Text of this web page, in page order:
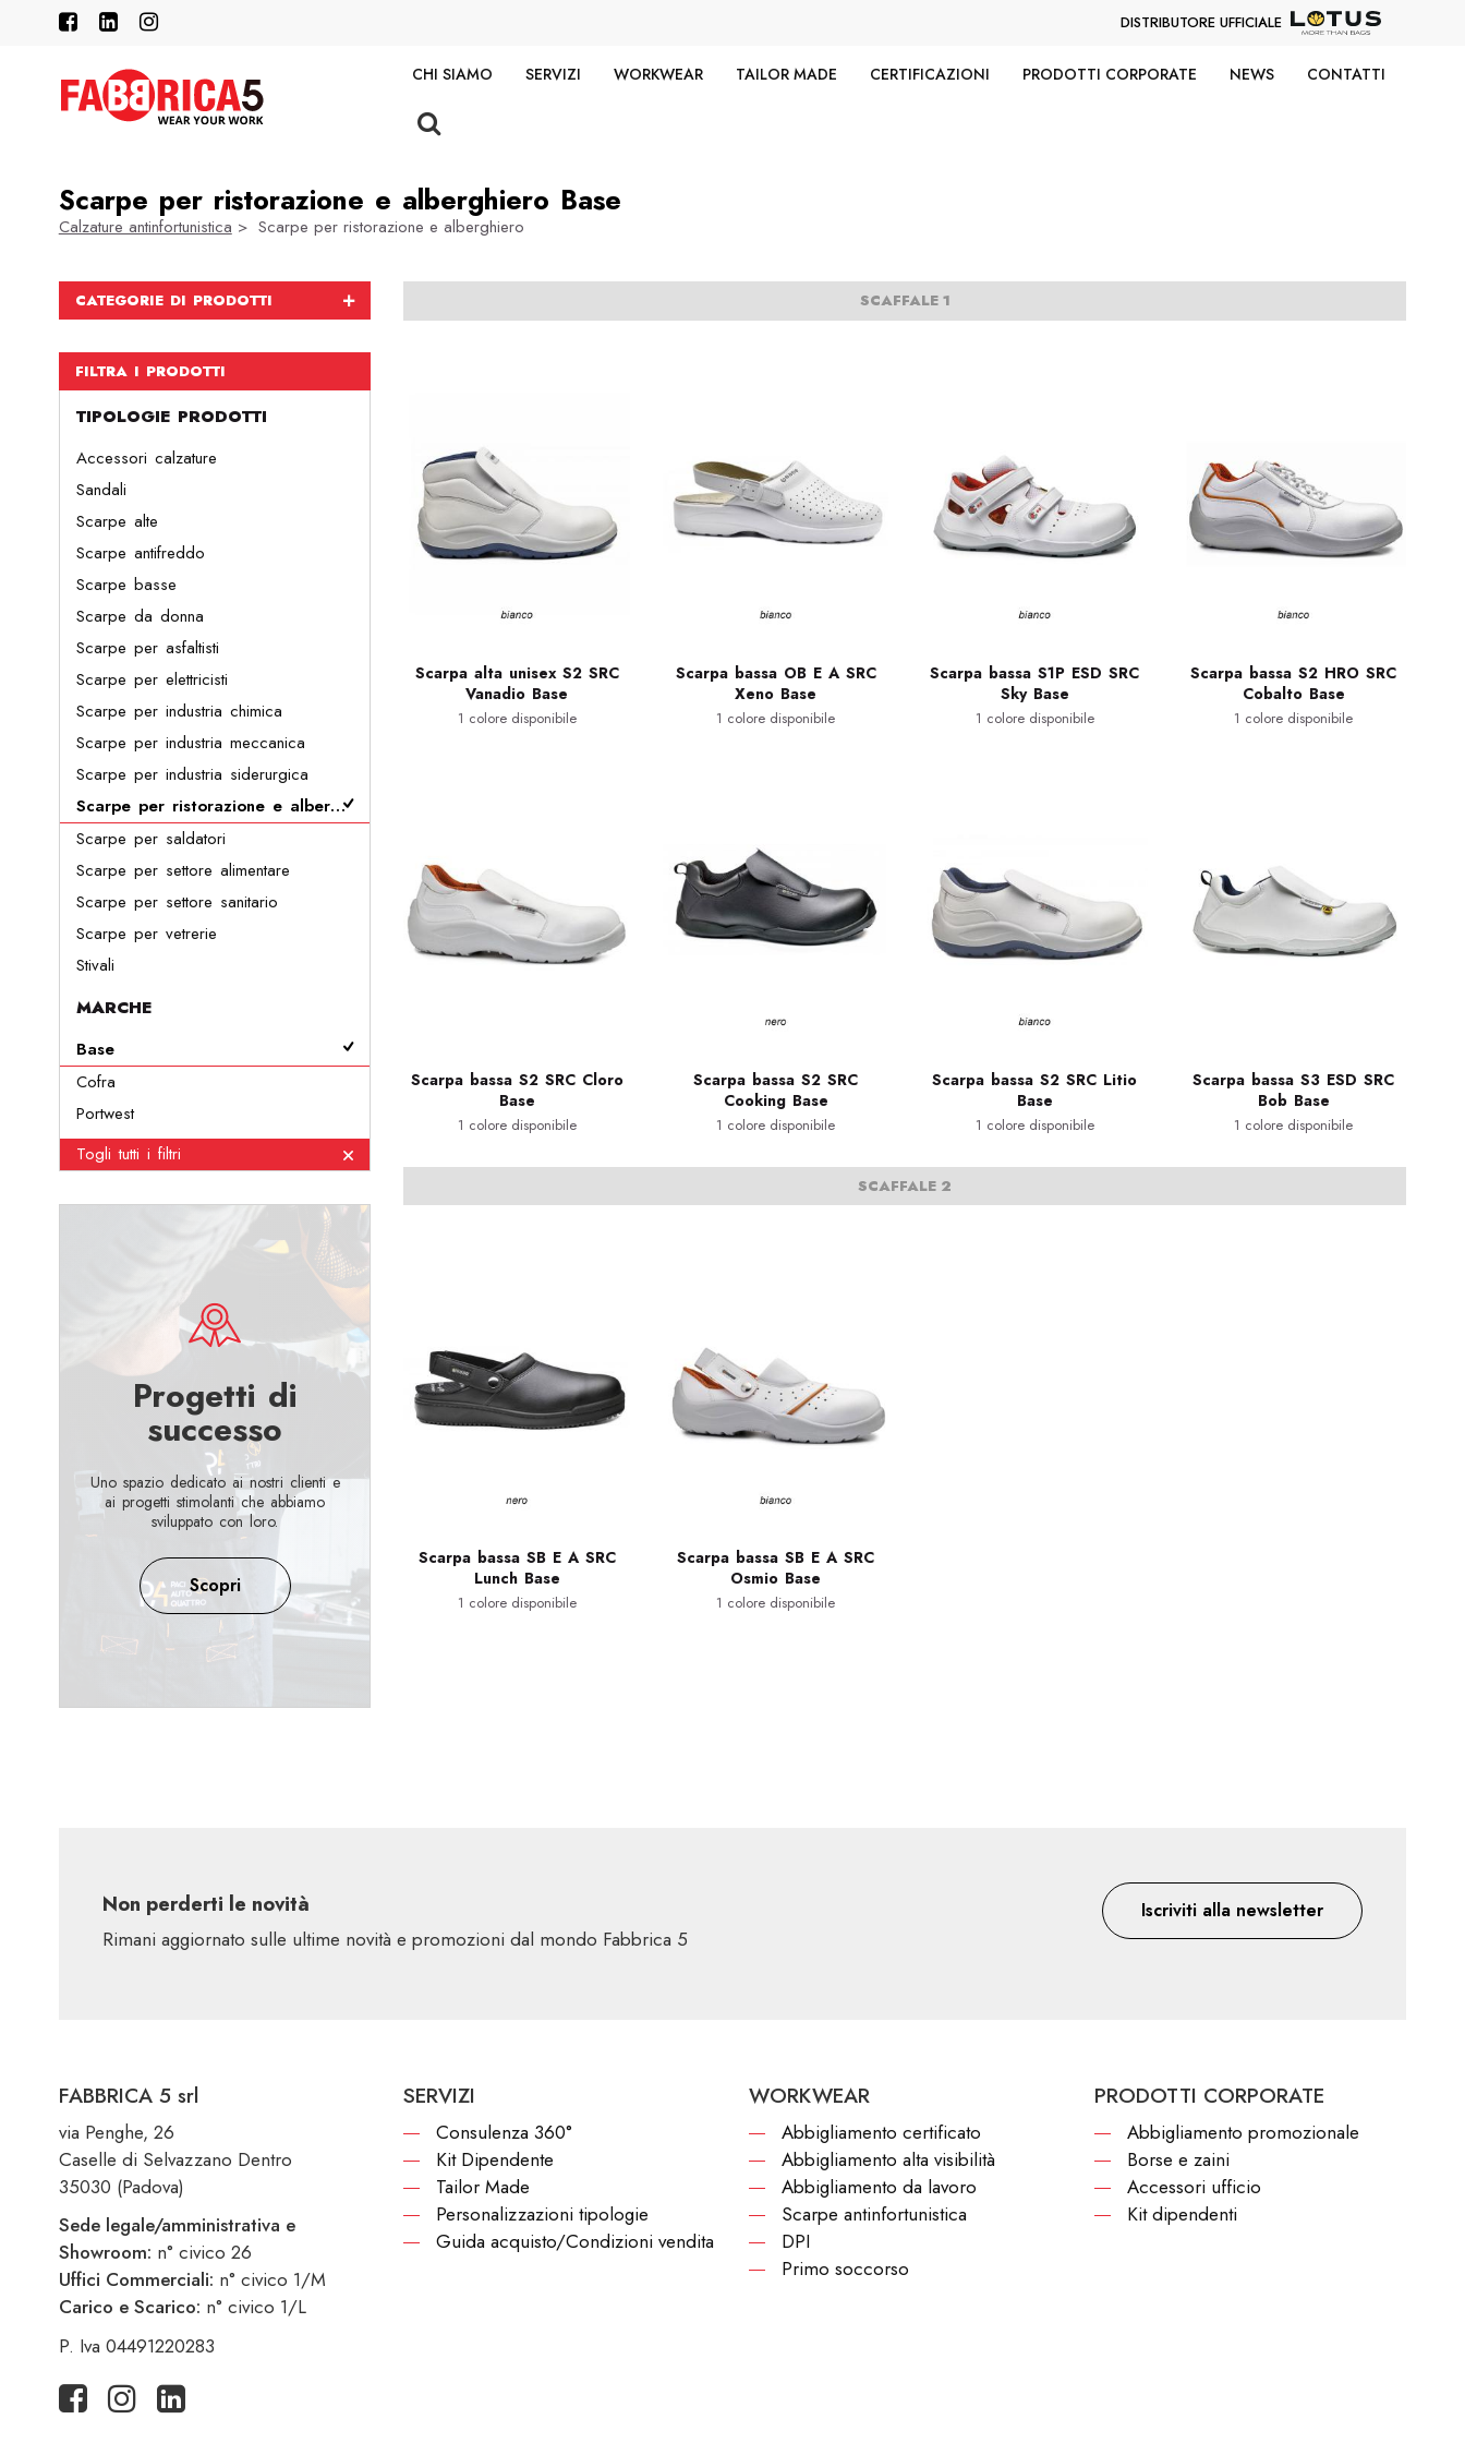
DISTRIBUTORE UFFICIALE
CHI SIAMO SERVIZI WORKWEAR TAILOR MADE CERTIFICAZIONI PRODOTTI CORPORATE NEWS CONTATTI
Scarpe per ristorazione e alberghiero Base
Calzature antinfortunistica > Scarpe per ristorazione e alberghiero
CATEGORIE DI PRODOTTI
FILTRA I PRODOTTI
TIPOLOGIE PRODOTTI
Accessori calzature
Sandali
Scarpe alte
Scarpe antifreddo
Scarpe basse
Scarpe da donna
Scarpe per asfaltisti
Scarpe per elettricisti
Scarpe per industria chimica
Scarpe per industria meccanica
Scarpe per industria siderurgica
Scarpe per ristorazione e alberghiero
Scarpe per saldatori
Scarpe per settore alimentare
Scarpe per settore sanitario
Scarpe per vetrerie
Stivali
MARCHE
Base
Cofra
Portwest
Togli tutti i filtri
Progetti di
successo
Uno spazio dedicato ai nostri clienti e
ai progetti stimolanti che abbiamo
sviluppato con loro.
Scopri
SCAFFALE 1
Scarpa alta unisex S2 SRC
Vanadio Base
1 colore disponibile
Scarpa bassa OB E A SRC
Xeno Base
1 colore disponibile
Scarpa bassa S1P ESD SRC
Sky Base
1 colore disponibile
Scarpa bassa S2 HRO SRC
Cobalto Base
1 colore disponibile
Scarpa bassa S2 SRC Cloro
Base
1 colore disponibile
Scarpa bassa S2 SRC
Cooking Base
1 colore disponibile
Scarpa bassa S2 SRC Litio
Base
1 colore disponibile
Scarpa bassa S3 ESD SRC
Bob Base
1 colore disponibile
SCAFFALE 2
Scarpa bassa SB E A SRC
Lunch Base
1 colore disponibile
Scarpa bassa SB E A SRC
Osmio Base
1 colore disponibile
Non perderti le novità
Rimani aggiornato sulle ultime novità e promozioni dal mondo Fabbrica 5
Iscriviti alla newsletter
FABBRICA 5 srl
via Penghe, 26
Caselle di Selvazzano Dentro
35030 (Padova)
Sede legale/amministrativa e
Showroom: n° civico 26
Uffici Commerciali: n° civico 1/M
Carico e Scarico: n° civico 1/L
P. Iva 04491220283
SERVIZI
Consulenza 360°
Kit Dipendente
Tailor Made
Personalizzazioni tipologie
Guida acquisto/Condizioni vendita
WORKWEAR
Abbigliamento certificato
Abbigliamento alta visibilità
Abbigliamento da lavoro
Scarpe antinfortunistica
DPI
Primo soccorso
PRODOTTI CORPORATE
Abbigliamento promozionale
Borse e zaini
Accessori ufficio
Kit dipendenti